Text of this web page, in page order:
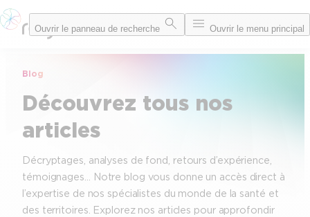
Aller
au
Ouvrir le panneau de recherche Ouvrir le menu principal
Blog
Découvrez tous nos
articles
Décryptages, analyses de fond, retours d’expérience,
témoignages… Notre blog vous donne un accès direct à
l’expertise de nos spécialistes du monde de la santé et
des territoires. Explorez nos articles pour approfondir